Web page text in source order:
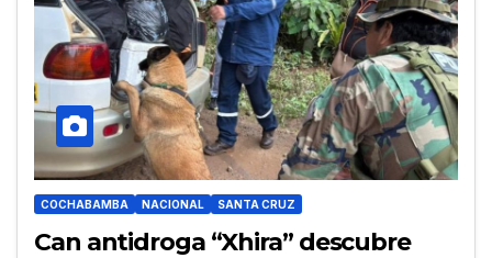
COCHABAMBA NACIONAL SANTA CRUZ
Can antidroga “Xhira” descubre